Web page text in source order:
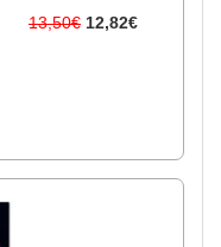
13,50€ 12,82€